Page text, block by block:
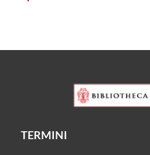
TERMINI